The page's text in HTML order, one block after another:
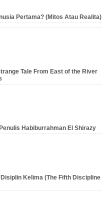
Pertama? (Mitos Atau Realita)
Tale From East of the River
Habiburrahman El Shirazy
Kelima (The Fifth Discipline